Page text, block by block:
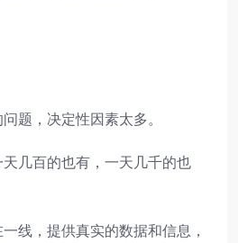
题，决定性因素太多。
几百的也有，一天几千的也
线，提供真实的数据和信息，